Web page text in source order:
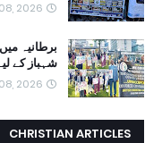
2026
برطانیہ
شہباز کے
2026
CHRISTIAN ARTICLES